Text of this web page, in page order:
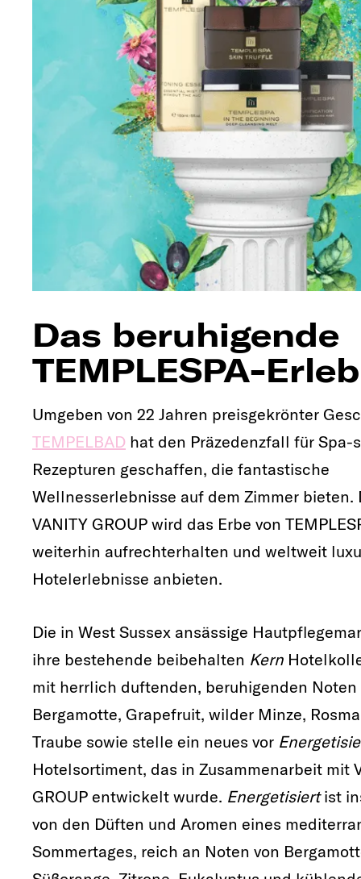
Das beruhigende
TEMPLESPA-
Umgeben von 22 Jahren preisgekrönter
TEMPELBAD hat den Präzedenzfall für Spa-
Rezepturen geschaffen, die fantastische
Wellnesserlebnisse auf dem Zimmer bieten.
VANITY GROUP wird das Erbe von
weiterhin aufrechterhalten und weltweit
Hotelerlebnisse anbieten.
Die in West Sussex ansässige
ihre bestehende beibehalten Kern
mit herrlich duftenden, beruhigenden Noten
Bergamotte, Grapefruit, wilder Minze,
Traube sowie stelle ein neues vor
Hotelsortiment, das in Zusammenarbeit mit
GROUP entwickelt wurde. Energetisiertist
von den Düften und Aromen eines
Sommertages, reich an Noten von